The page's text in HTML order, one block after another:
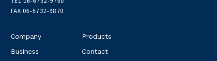
いきます。
健康経営優良法人認定制度とは、
実践している法人を「見える化」
FAX 06-6732-9870
Company
Business
Products
Contact